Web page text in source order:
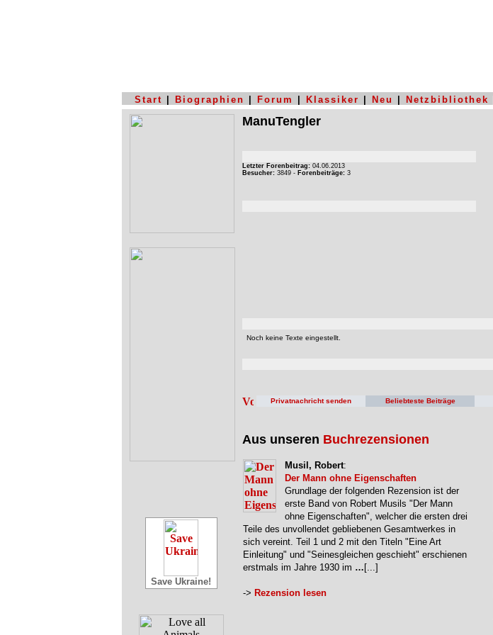
Start Biographien Forum Klassiker Neu Netzbibliothek
Save Ukraine!
ManuTengler
Letzter Forenbeitrag: 04.06.2013
Besucher: 3849 - Forenbeiträge: 3
Noch keine Texte eingestellt.
Privatnachricht senden Beliebteste Beiträge
Aus unseren Buchrezensionen
Musil, Robert:
Der Mann ohne Eigenschaften
Grundlage der folgenden Rezension ist der
erste Band von Robert Musils "Der Mann
ohne Eigenschaften", welcher die ersten drei
Teile des unvollendet gebliebenen Gesamtwerkes in
sich vereint. Teil 1 und 2 mit den Titeln "Eine Art
Einleitung" und "Seinesgleichen geschieht" erschienen
erstmals im Jahre 1930 im … [...]
-> Rezension lesen